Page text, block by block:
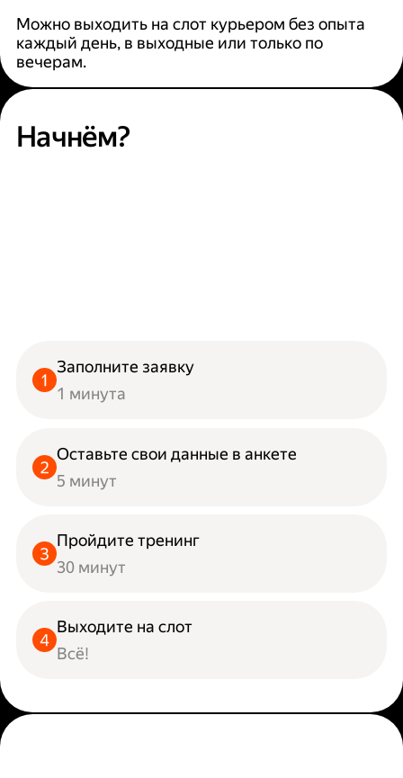
Можно выходить на слот курьером без опыта
каждый день, в выходные или только по
вечерам.
Начнём?
Заполните заявку
1 минута
Оставьте свои данные в анкете
5 минут
Пройдите тренинг
30 минут
Выходите на слот
Всё!